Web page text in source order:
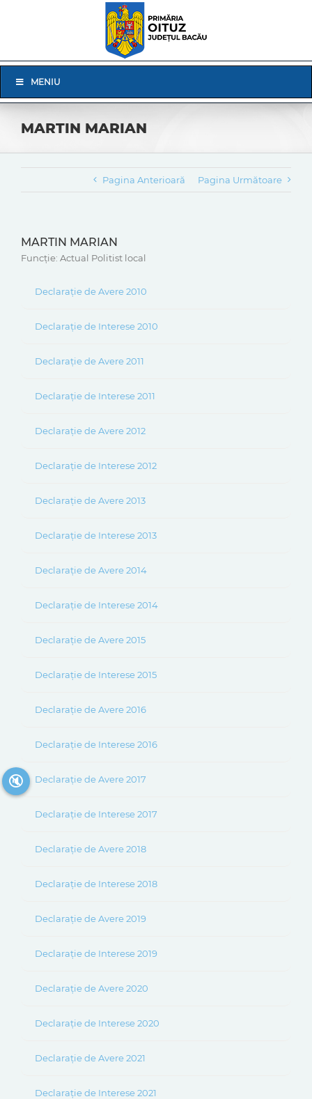
Navigation
MENIU
MARTIN MARIAN
Pagina Anterioară Pagina Următoare
MARTIN MARIAN
Funcție: Actual Politist local
Declarație de Avere 2010
Declarație de Interese 2010
Declarație de Avere 2011
Declarație de Interese 2011
Declarație de Avere 2012
Declarație de Interese 2012
Declarație de Avere 2013
Declarație de Interese 2013
Declarație de Avere 2014
Declarație de Interese 2014
Declarație de Avere 2015
Declarație de Interese 2015
Declarație de Avere 2016
Declarație de Interese 2016
Declarație de Avere 2017
Declarație de Interese 2017
Declarație de Avere 2018
Declarație de Interese 2018
Declarație de Avere 2019
Declarație de Interese 2019
Declarație de Avere 2020
Declarație de Interese 2020
Declarație de Avere 2021
Declarație de Interese 2021
🔇